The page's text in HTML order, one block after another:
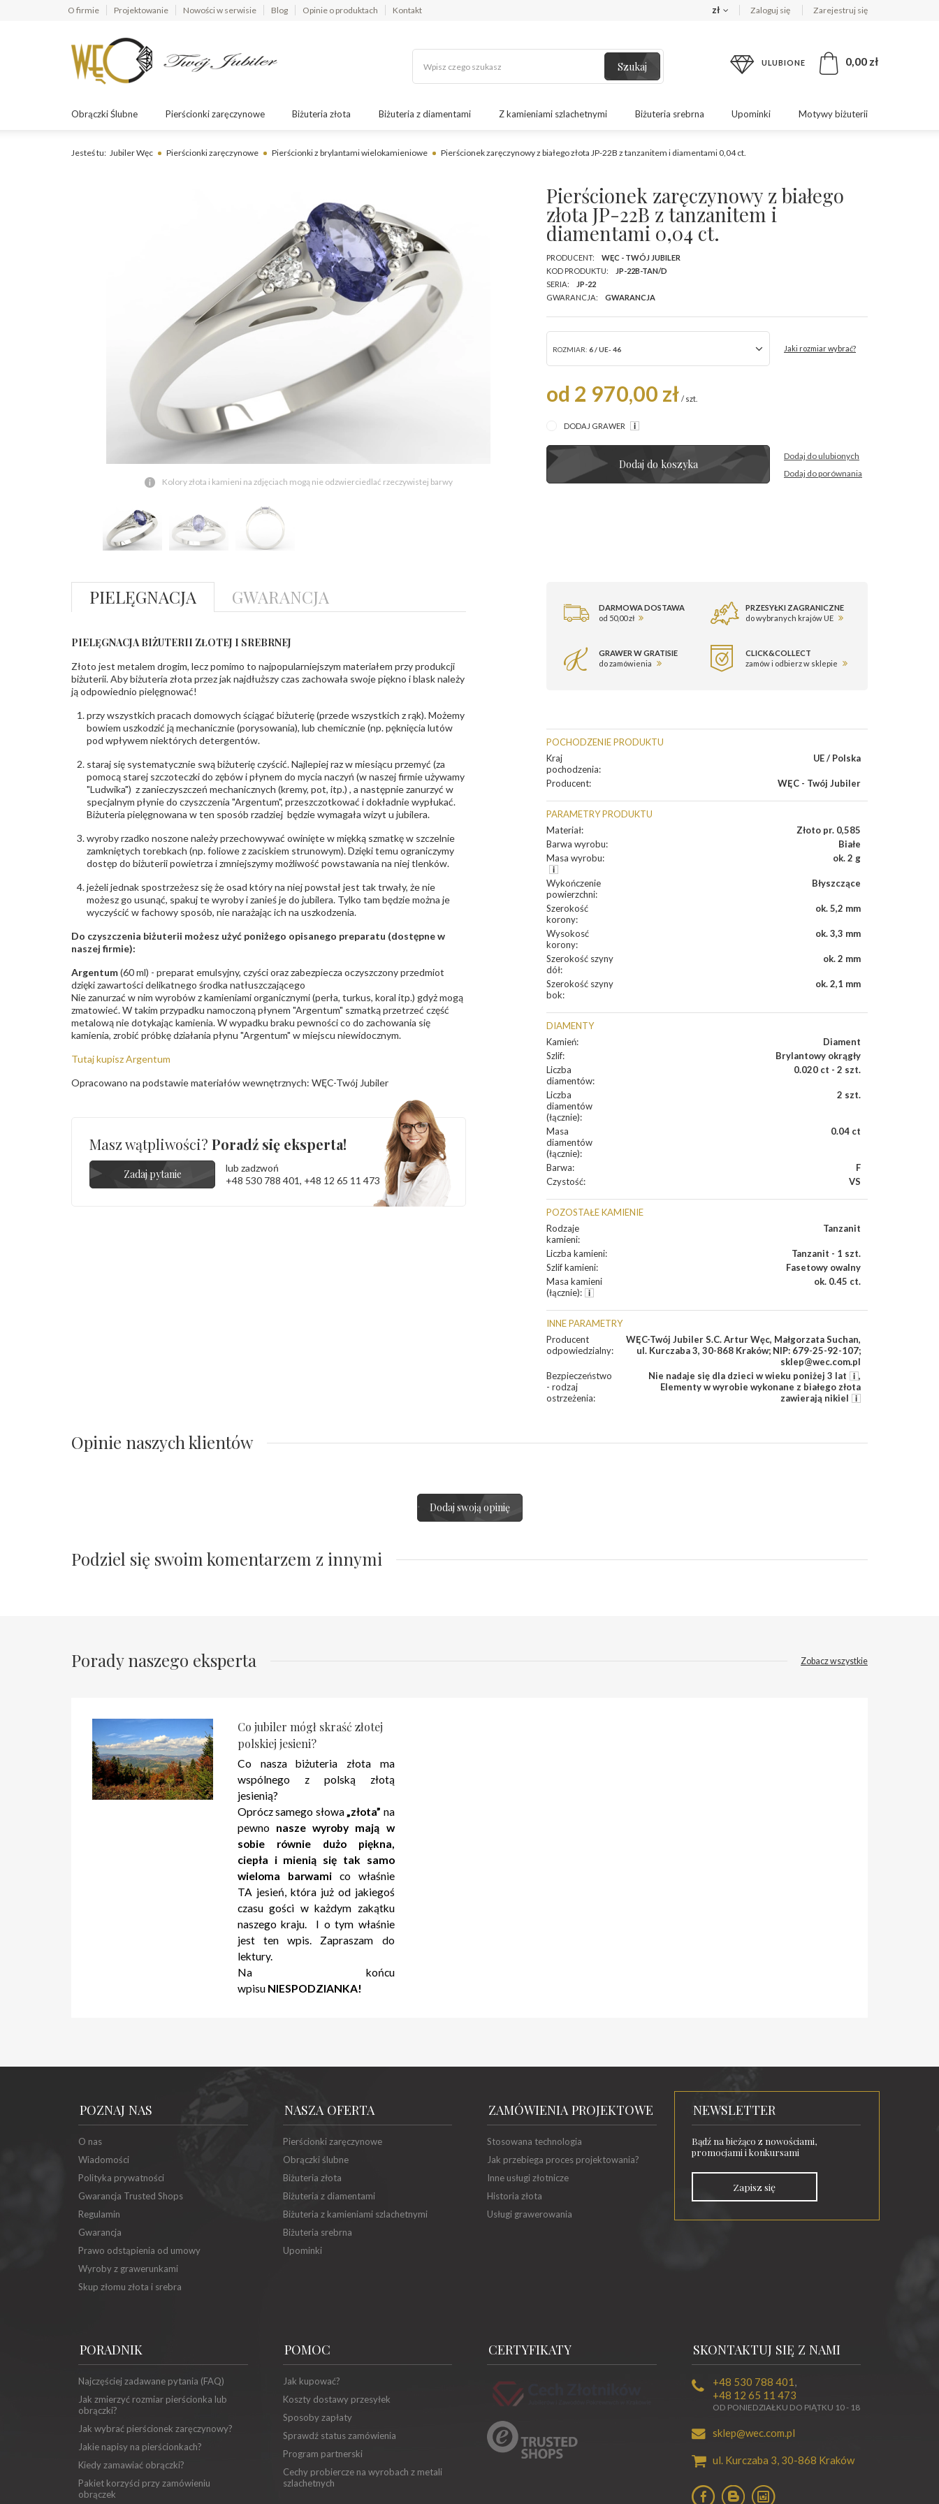
O firmie Projektowanie Nowości w serwisie Blog Opinie o produktach Kontakt zł Zaloguj się Zarejestruj się
Szukaj ULUBIONE 0,00 zł
Obrączki Ślubne Pierścionki zaręczynowe Biżuteria złota Biżuteria z diamentami Z kamieniami szlachetnymi Biżuteria srebrna Upominki Motywy biżuterii
Jesteś tu: Jubiler Węc Pierścionki zaręczynowe Pierścionki z brylantami wielokamieniowe Pierścionek zaręczynowy z białego złota JP-22B z tanzanitem i diamentami 0,04 ct.
Kolory złota i kamieni na zdjęciach mogą nie odzwierciedlać rzeczywistej barwy
Pierścionek zaręczynowy z białego
złota JP-22B z tanzanitem i
diamentami 0,04 ct.
PRODUCENT:
WĘC - TWÓJ JUBILER
KOD PRODUKTU:
JP-22B-TAN/D
SERIA:
JP-22
GWARANCJA:
GWARANCJA
ROZMIAR: 6 / UE- 46 Jaki rozmiar wybrać?
od 2 970,00 zł / szt.
DODAJ GRAWER
Dodaj do koszyka
Dodaj do ulubionych
Dodaj do porównania
DARMOWA DOSTAWA
od 50,00 zł
PRZESYŁKI ZAGRANICZNE
do wybranych krajów UE
GRAWER W GRATISIE
do zamówienia
CLICK&COLLECT
zamów i odbierz w sklepie
POCHODZENIE PRODUKTU
Kraj
pochodzenia:
UE / Polska
Producent: WĘC - Twój Jubiler
PARAMETRY PRODUKTU
Materiał:
Złoto pr. 0,585
Barwa wyrobu:
Białe
Masa wyrobu: ok. 2 g
Wykończenie
powierzchni:
Błyszczące
Szerokość
korony:
ok. 5,2 mm
Wysokosć
korony:
ok. 3,3 mm
Szerokość szyny
dół:
ok. 2 mm
Szerokość szyny
bok:
ok. 2,1 mm
DIAMENTY
Kamień:
Diament
Szlif:
Brylantowy okrągły
Liczba
diamentów:
0.020 ct - 2 szt.
Liczba
diamentów
(łącznie):
2 szt.
Masa
diamentów
(łącznie):
0.04 ct
Barwa:
F
Czystość: VS
POZOSTAŁE KAMIENIE
Rodzaje
kamieni:
Tanzanit
Liczba kamieni:
Tanzanit - 1 szt.
Szlif kamieni:
Fasetowy owalny
Masa kamieni
(łącznie):
ok. 0.45 ct.
INNE PARAMETRY
Producent
odpowiedzialny:
WĘC-Twój Jubiler S.C. Artur Węc, Małgorzata Suchan,
ul. Kurczaba 3, 30-868 Kraków; NIP: 679-25-92-107;
sklep@wec.com.pl
Bezpieczeństwo
- rodzaj
ostrzeżenia:
Nie nadaje się dla dzieci w wieku poniżej 3 lat
,
Elementy w wyrobie wykonane z białego złota
zawierają nikiel
PIELĘGNACJA GWARANCJA
PIELĘGNACJA BIŻUTERII ZŁOTEJ I SREBRNEJ
Złoto jest metalem drogim, lecz pomimo to najpopularniejszym materiałem przy produkcji
biżuterii. Aby biżuteria złota przez jak najdłuższy czas zachowała swoje piękno i blask należy
ją odpowiednio pielęgnować!
przy wszystkich pracach domowych ściągać biżuterię (przede wszystkich z rąk). Możemy
bowiem uszkodzić ją mechanicznie (porysowania), lub chemicznie (np. pęknięcia lutów
pod wpływem niektórych detergentów.
staraj się systematycznie swą biżuterię czyścić. Najlepiej raz w miesiącu przemyć (za
pomocą starej szczoteczki do zębów i płynem do mycia naczyń (w naszej firmie używamy
"Ludwika") z zanieczyszczeń mechanicznych (kremy, pot, itp.) , a następnie zanurzyć w
specjalnym płynie do czyszczenia "Argentum", przeszczotkować i dokładnie wypłukać.
Biżuteria pielęgnowana w ten sposób rzadziej będzie wymagała wizyt u jubilera.
wyroby rzadko noszone należy przechowywać owinięte w miękką szmatkę w szczelnie
zamkniętych torebkach (np. foliowe z zaciskiem strunowym). Dzięki temu ograniczymy
dostęp do biżuterii powietrza i zmniejszymy możliwość powstawania na niej tlenków.
jeżeli jednak spostrzeżesz się że osad który na niej powstał jest tak trwały, że nie
możesz go usunąć, spakuj te wyroby i zanieś je do jubilera. Tylko tam będzie można je
wyczyścić w fachowy sposób, nie narażając ich na uszkodzenia.
Do czyszczenia biżuterii możesz użyć poniżego opisanego preparatu (dostępne w
naszej firmie):
Argentum(60 ml) - preparat emulsyjny, czyści oraz zabezpiecza oczyszczony przedmiot
dzięki zawartości delikatnego środka natłuszczającego
Nie zanurzać w nim wyrobów z kamieniami organicznymi (perła, turkus, koral itp.) gdyż mogą
zmatowieć. W takim przypadku namoczoną płynem "Argentum" szmatką przetrzeć część
metalową nie dotykając kamienia. W wypadku braku pewności co do zachowania się
kamienia, zrobić próbkę działania płynu "Argentum" w miejscu niewidocznym.
Tutaj kupisz Argentum
Opracowano na podstawie materiałów wewnętrznych: WĘC-Twój Jubiler
Masz wątpliwości? Poradź się eksperta!
Zadaj pytanie
lub zadzwoń
+48 530 788 401, +48 12 65 11 473
Opinie naszych klientów
Dodaj swoją opinię
Podziel się swoim komentarzem z innymi
Porady naszego eksperta Zobacz wszystkie
Co jubiler mógł skraść złotej
polskiej jesieni?
Co nasza biżuteria złota ma
wspólnego z polską złotą
jesienią?
Oprócz samego słowa„złota” na
pewno nasze wyroby mają w
sobie równie dużo piękna,
ciepła i mienią się tak samo
wieloma barwamico właśnie
TA jesień, która już od jakiegoś
czasu gości w każdym zakątku
naszego kraju. I o tym właśnie
jest ten wpis. Zapraszam do
lektury.
Na końcu
wpisu NIESPODZIANKA!
POZNAJ NAS
O nas
Wiadomości
Polityka prywatności
Gwarancja Trusted Shops
Regulamin
Gwarancja
Prawo odstąpienia od umowy
Wyroby z grawerunkami
Skup złomu złota i srebra
NASZA OFERTA
Pierścionki zaręczynowe
Obrączki ślubne
Biżuteria złota
Biżuteria z diamentami
Biżuteria z kamieniami szlachetnymi
Biżuteria srebrna
Upominki
ZAMÓWIENIA PROJEKTOWE
Stosowana technologia
Jak przebiega proces projektowania?
Inne usługi złotnicze
Historia złota
Usługi grawerowania
NEWSLETTER
Bądź na bieżąco z nowościami,
promocjami i konkursami
Zapisz się
PORADNIK
Najczęściej zadawane pytania (FAQ)
Jak zmierzyć rozmiar pierścionka lub
obrączki?
Jak wybrać pierścionek zaręczynowy?
Jakie napisy na pierścionkach?
Kiedy zamawiać obrączki?
Pakiet korzyści przy zamówieniu
obrączek
POMOC
Jak kupować?
Koszty dostawy przesyłek
Sposoby zapłaty
Sprawdź status zamówienia
Program partnerski
Cechy probiercze na wyrobach z metali
szlachetnych
CERTYFIKATY SKONTAKTUJ SIĘ Z NAMI
+48 530 788 401 ,
+48 12 65 11 473
OD PONIEDZIAŁKU DO PIĄTKU 10 - 18
sklep@wec.com.pl
ul. Kurczaba 3, 30-868 Kraków